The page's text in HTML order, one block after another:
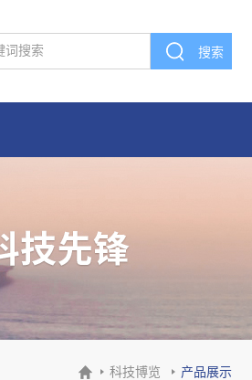
科技博览 产品展示